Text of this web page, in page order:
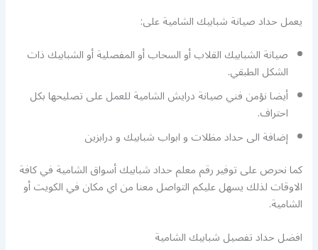
يعمل حداد صيانة شبابيك الشامية على:
صيانة الشبابيك القلاب أو السحاب أو المفصلية أو الشبابيك ذات
الشكل الطبقي.
أيضا نؤمن فني صيانة درايش الشامية للعمل على تصليحها بكل
احتراف.
إضافة الى حداد مظلات و ابواب شبابيك و درابزين
كما نحرص على توفير رقم معلم حداد شبابيك أسواق الشامية في كافة
الاوقات لذلك يسهل عليكم التواصل معنا من اي مكان في الكويت أو
الشامية.
افضل حداد تفصيل شبابيك الشامية